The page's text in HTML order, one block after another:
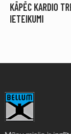
KĀPĒC KARDIO
IETEIKUMI